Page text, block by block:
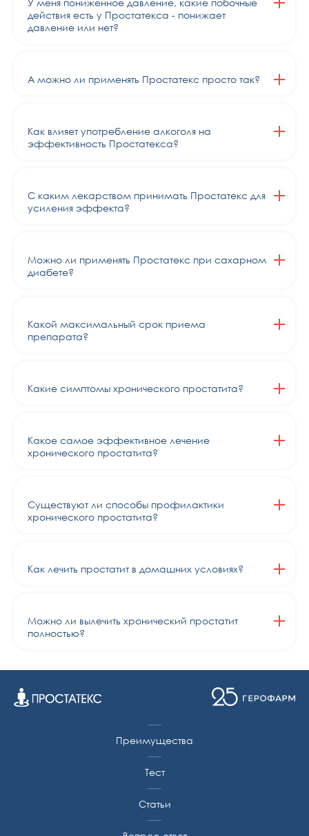
У меня пониженное давление, какие побочные
действия есть у Простатекса - понижает
давление или нет?
А можно ли применять Простатекс просто так?
Как влияет употребление алкоголя на
эффективность Простатекса?
С каким лекарством принимать Простатекс для
усиления эффекта?
Можно ли применять Простатекс при сахарном
диабете?
Какой максимальный срок приема
препарата?
Какие симптомы хронического простатита?
Какое самое эффективное лечение
хронического простатита?
Существуют ли способы профилактики
хронического простатита?
Как лечить простатит в домашних условиях?
Можно ли вылечить хронический простатит
полностью?
Преимущества
Тест
Статьи